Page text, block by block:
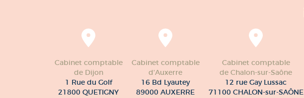
Cabinet comptable
de Dijon
1 Rue du Golf
21800 QUETIGNY
Cabinet comptable
d'Auxerre
16 Bd Lyautey
89000 AUXERRE
Cabinet comptable
de Chalon-sur-Saône
12 rue Gay Lussac
71100 CHALON-sur-SAÔNE